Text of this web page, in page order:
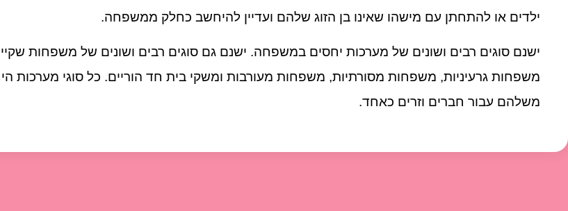
ילדים או להתחתן עם מישהו שאינו בן הזוג שלהם ועדיין להיחשב כחלק ממשפחה.
ישנם סוגים רבים ושונים של מערכות יחסים במשפחה. ישנם גם סוגים רבים ושונים של משפחות
משפחות גרעיניות, משפחות מסורתיות, משפחות מעורבות ומשקי בית חד הוריים. כל סוגי מערכות
משלהם עבור חברים וזרים כאחד.